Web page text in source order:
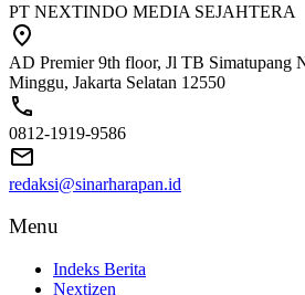
PT NEXTINDO MEDIA SEJAHTERA
AD Premier 9th floor, Jl TB Simatupang
Minggu, Jakarta Selatan 12550
0812-1919-9586
redaksi@sinarharapan.id
Menu
Indeks Berita
Nextizen